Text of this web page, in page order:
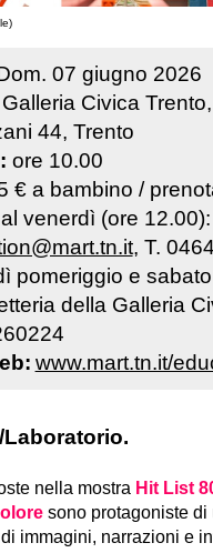
. 07 giugno 2026
Galleria Civica
44, Trento
ore 10.00
€ a bambino /
venerdì (ore 12.00):
, T.
pomeriggio e
della Galleria
www.mart.tn.it/
nella mostra Hit List
sono protagoniste di
immagini, narrazioni e